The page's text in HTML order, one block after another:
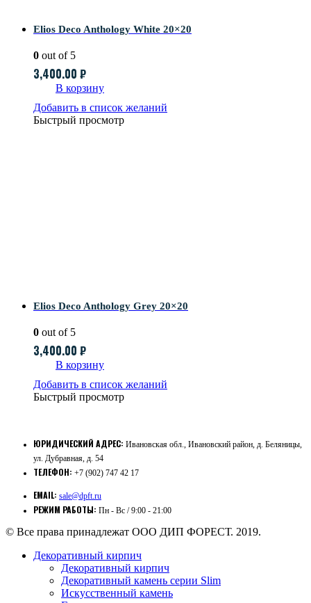
Elios Deco Anthology White 20×20
0 out of 5
3,400.00 ₽
В корзину
Добавить в список желаний
Быстрый просмотр
Elios Deco Anthology Grey 20×20
0 out of 5
3,400.00 ₽
В корзину
Добавить в список желаний
Быстрый просмотр
ЮРИДИЧЕСКИЙ АДРЕС: Ивановская обл., Ивановский район, д. Беляницы,
ул. Дубравная, д. 54
ТЕЛЕФОН: +7 (902) 747 42 17
EMAIL: sale@dpft.ru
РЕЖИМ РАБОТЫ: Пн - Вс / 9:00 - 21:00
© Все права принадлежат ООО ДИП ФОРЕСТ. 2019.
Декоративный кирпич
Декоративный кирпич
Декоративный камень серии Slim
Искусственный камень